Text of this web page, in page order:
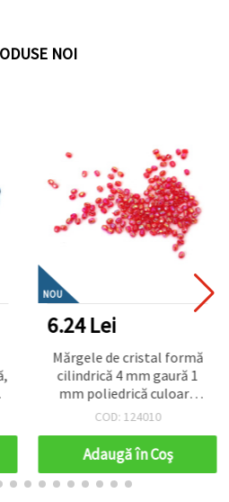
NOI
NOU
6.24 Lei
Mărgele de cristal formă
cilindrică 4 mm gaură 1
mm poliedrică culoare
roșu CURCUBEU -20
COD: 124010
Adaugă în Coş